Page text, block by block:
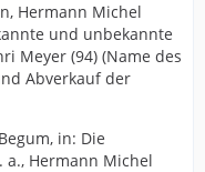
Hermann Michel
und unbekannte
Meyer (94) (Name des
Abverkauf der
in: Die
Hermann Michel